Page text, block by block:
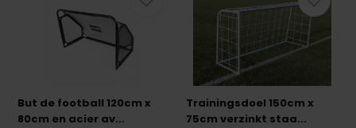
But de football 120cm x
80cm en acier av...
Trainingsdoel 150cm x
75cm verzinkt staa...